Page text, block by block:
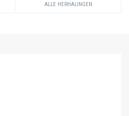
ALLE HERHALINGEN